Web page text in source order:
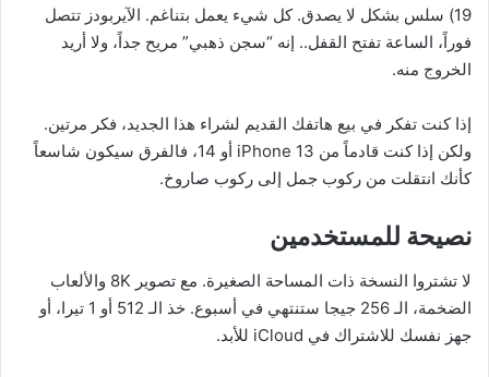
19) سلس بشكل لا يصدق. كل شيء يعمل بتناغم. الآيربودز تتصل
فوراً، الساعة تفتح القفل.. إنه “سجن ذهبي” مريح جداً، ولا أريد
الخروج منه.
إذا كنت تفكر في بيع هاتفك القديم لشراء هذا الجديد، فكر مرتين.
ولكن إذا كنت قادماً من iPhone 13 أو 14، فالفرق سيكون شاسعاً
كأنك انتقلت من ركوب جمل إلى ركوب صاروخ.
نصيحة للمستخدمين
لا تشتروا النسخة ذات المساحة الصغيرة. مع تصوير 8K والألعاب
الضخمة، الـ 256 جيجا ستنتهي في أسبوع. خذ الـ 512 أو 1 تيرا، أو
جهز نفسك للاشتراك في iCloud للأبد.